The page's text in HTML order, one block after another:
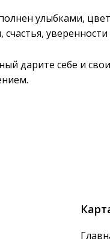
улыбками,
дарите себе и